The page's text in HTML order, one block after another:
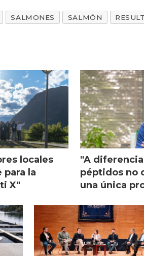
SALMONES SALMÓN
locales
la
X"
"A
péptidos no
una única